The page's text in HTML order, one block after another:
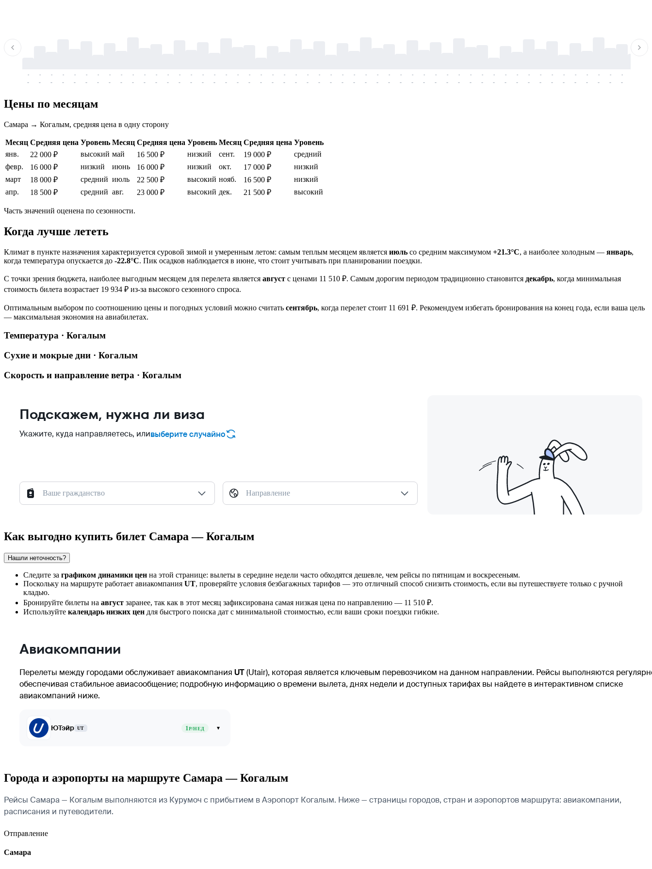
-
-
-
-
-
-
-
-
-
-
-
-
-
-
-
-
-
-
-
-
-
-
-
-
-
-
-
-
-
-
-
-
-
-
-
-
-
-
-
-
-
-
-
-
-
-
-
-
-
-
-
-
-
-
-
-
-
-
-
-
-
-
-
-
-
-
-
-
-
-
-
-
-
-
-
-
-
-
-
-
-
-
-
-
-
-
-
-
-
-
-
-
-
-
-
-
-
-
-
-
-
-
-
-
Цены по месяцам
Самара → Когалым, средняя цена в одну сторону
Месяц Средняя цена Уровень Месяц Средняя цена Уровень Месяц Средняя цена Уровень
янв.
22 000 ₽ высокий май 16 500 ₽ низкий сент. 19 000 ₽
средний
февр.
16 000 ₽ низкий июнь 16 000 ₽ низкий окт. 17 000 ₽
низкий
март
18 000 ₽ средний июль 22 500 ₽ высокий нояб. 16 500 ₽
низкий
апр.
18 500 ₽ средний авг. 23 000 ₽ высокий дек. 21 500 ₽ высокий
Часть значений оценена по сезонности.
Когда лучше лететь
Климат в пункте назначения характеризуется суровой зимой и умеренным летом: самым теплым месяцем является июль со средним максимумом +21.3°C, а наиболее холодным — январь,
когда температура опускается до -22.8°C. Пик осадков наблюдается в июне, что стоит учитывать при планировании поездки.
С точки зрения бюджета, наиболее выгодным месяцем для перелета является август с ценами 11 510 ₽. Самым дорогим периодом традиционно становится декабрь, когда минимальная
стоимость билета возрастает 19 934 ₽ из-за высокого сезонного спроса.
Оптимальным выбором по соотношению цены и погодных условий можно считать сентябрь, когда перелет стоит 11 691 ₽. Рекомендуем избегать бронирования на конец года, если ваша цель
— максимальная экономия на авиабилетах.
Температура · Когалым
Сухие и мокрые дни · Когалым
Скорость и направление ветра · Когалым
Подскажем, нужна ли виза
Укажите, куда направляетесь, иливыберите случайно
Ваше гражданство Направление
Как выгодно купить билет Самара — Когалым
Нашли неточность?
Следите за графиком динамики цен на этой странице: вылеты в середине недели часто обходятся дешевле, чем рейсы по пятницам и воскресеньям.
Поскольку на маршруте работает авиакомпания UT, проверяйте условия безбагажных тарифов — это отличный способ снизить стоимость, если вы путешествуете только с ручной
кладью.
Бронируйте билеты на август заранее, так как в этот месяц зафиксирована самая низкая цена по направлению — 11 510 ₽.
Используйте календарь низких цен для быстрого поиска дат с минимальной стоимостью, если ваши сроки поездки гибкие.
Авиакомпании
Перелеты между городами обслуживает авиакомпания UT(Utair), которая является ключевым перевозчиком на данном направлении. Рейсы выполняются
обеспечивая стабильное авиасообщение; подробную информацию о времени вылета, днях недели и доступных тарифах вы найдете в интерактивном списке
авиакомпаний ниже.
ЮТэйр UT 1Р/НЕД ▾
Города и аэропорты на маршруте Самара — Когалым
Рейсы Самара — Когалым выполняются из Курумоч с прибытием в Аэропорт Когалым. Ниже — страницы городов, стран и аэропортов маршрута: авиакомпании,
расписания и путеводители.
Отправление
Самара